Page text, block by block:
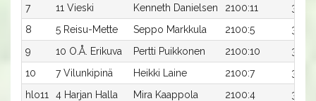
7
11 Vieski Kenneth Danielsen 2100:11
8
5 Reisu-Mette Seppo Markkula 2100:5
33,1a
9
10 O.Å. Erikuva Pertti Puikkonen 2100:10
10
7 Vilunkipinä Heikki Laine 2100:7
35,2a
hlo11
4 Harjan Halla Mira Kaappola 2100:4